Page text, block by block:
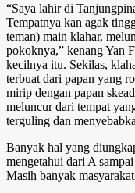
“Saya lahir di
Tempatnya kan agak
teman) main klahar,
pokoknya,” kenang Yan
kecilnya itu. Sekilas,
terbuat dari papan yang
mirip dengan papan
meluncur dari tempat
terguling dan
Banyak hal yang
mengetahui dari A
Masih banyak